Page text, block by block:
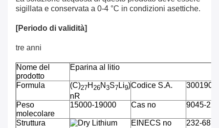
sigillata e conservata a 0-4 °C in condizioni asettiche.
[Periodo di validità]
tre anni
Nome del
prodotto
Eparina al litio
Formula (C)27H 26N 3S7Li9)
nR
Codice S.A.
Peso
molecolare
15000-19000 Cas no 9045-22-
Struttura EINECS no 232-681-